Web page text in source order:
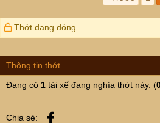
Thớt đang đóng
Thông tin thớt
Đang có 1 tài xế đang nghía thớt này. (
Chia sẻ: